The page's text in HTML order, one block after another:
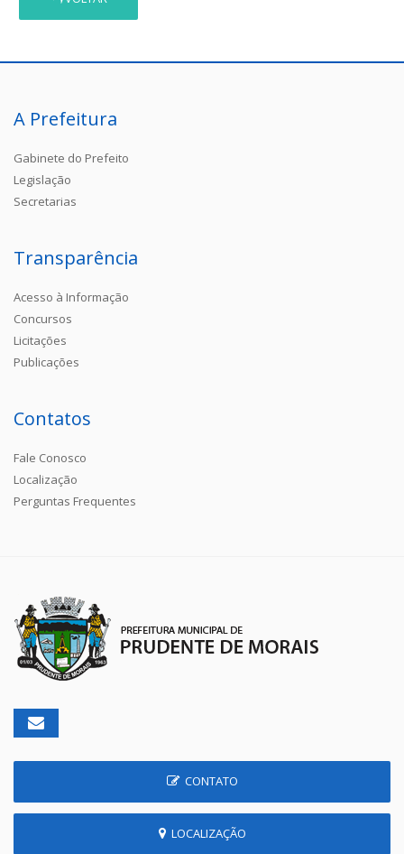
A Prefeitura
Gabinete do Prefeito
Legislação
Secretarias
Transparência
Acesso à Informação
Concursos
Licitações
Publicações
Contatos
Fale Conosco
Localização
Perguntas Frequentes
CONTATO
LOCALIZAÇÃO